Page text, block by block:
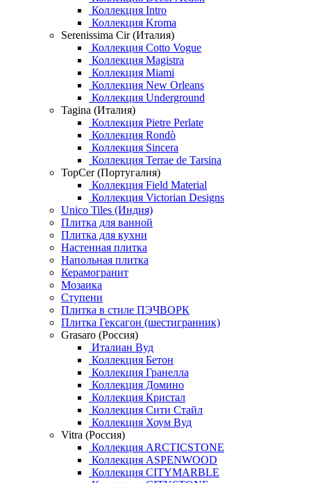
Коллекция Intro
Коллекция Kroma
Serenissima Cir (Италия)
Коллекция Cotto Vogue
Коллекция Magistra
Коллекция Miami
Коллекция New Orleans
Коллекция Underground
Tagina (Италия)
Коллекция Pietre Perlate
Коллекция Rondò
Коллекция Sincera
Коллекция Terrae de Tarsina
TopCer (Португалия)
Коллекция Field Material
Коллекция Victorian Designs
Unico Tiles (Индия)
Плитка для ванной
Плитка для кухни
Настенная плитка
Напольная плитка
Керамогранит
Мозаика
Ступени
Плитка в стиле ПЭЧВОРК
Плитка Гексагон (шестигранник)
Grasaro (Россия)
Италиан Вуд
Коллекция Бетон
Коллекция Гранелла
Коллекция Домино
Коллекция Кристал
Коллекция Сити Стайл
Коллекция Хоум Вуд
Vitra (Россия)
Коллекция ARCTICSTONE
Коллекция ASPENWOOD
Коллекция CITYMARBLE